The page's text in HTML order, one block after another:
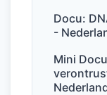
Docu:
-
Mini